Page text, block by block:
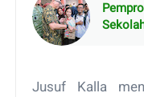
Jusuf Kalla